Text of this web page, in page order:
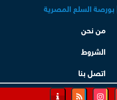
السلع المصرية
من نحن
الشروط
اتصل بنا